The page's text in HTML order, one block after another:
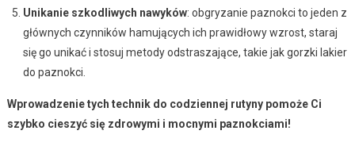
Unikanie szkodliwych nawyków: obgryzanie paznokci to jeden z
głównych czynników hamujących ich prawidłowy wzrost, staraj
się go unikać i stosuj metody odstraszające, takie jak gorzki lakier
do paznokci.
Wprowadzenie tych technik do codziennej rutyny pomoże Ci
szybko cieszyć się zdrowymi i mocnymi paznokciami!